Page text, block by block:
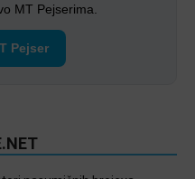
MT Pejserima.
Pejser